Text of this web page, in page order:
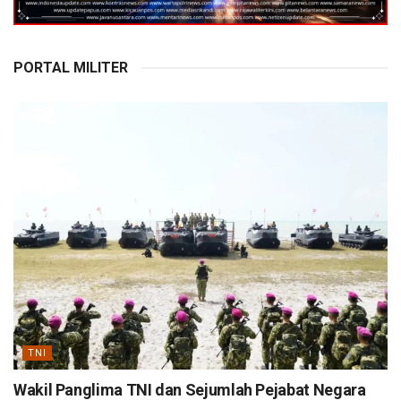
PORTAL MILITER
TNI
Wakil Panglima TNI dan Sejumlah Pejabat Negara